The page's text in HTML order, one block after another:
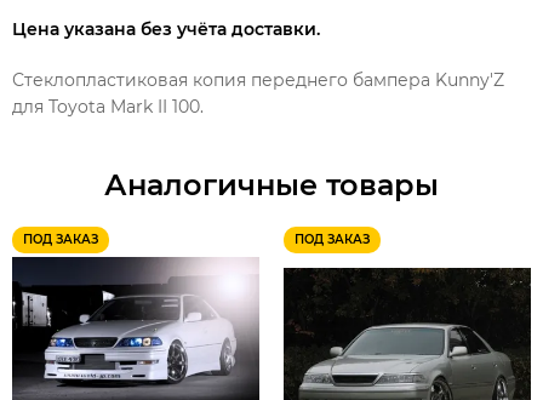
Цена указана без учёта доставки.
Стеклопластиковая копия переднего бампера Kunny'Z
для Toyota Mark II 100.
Аналогичные товары
ПОД ЗАКАЗ ПОД ЗАКАЗ